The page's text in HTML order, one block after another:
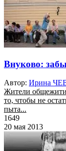
Внуково:
Автор: Ирина
Жители
то, чтобы не
пыта...
1649
20 мая 2013